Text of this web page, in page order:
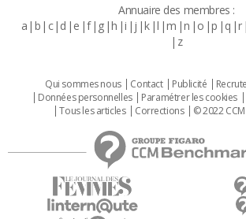
Annuaire des membres :
a b c d e f g h i j k l m n o p q r
z
Qui sommes nous Contact Publicité
Données personnelles
Paramétrer les cookies
Tous les articles
Corrections © 2022